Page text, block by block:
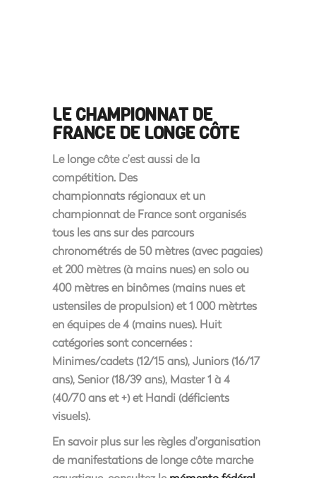
LE CHAMPIONNAT DE
FRANCE DE LONGE CÔTE
Le longe côte c’est aussi de la
compétition. Des
championnats régionaux et un
championnat de France sont organisés
tous les ans sur des parcours
chronométrés de 50 mètres (avec pagaies)
et 200 mètres (à mains nues) en solo ou
400 mètres en binômes (mains nues et
ustensiles de propulsion) et 1 000 mètrtes
en équipes de 4 (mains nues). Huit
catégories sont concernées :
Minimes/cadets (12/15 ans), Juniors (16/17
ans), Senior (18/39 ans), Master 1 à 4
(40/70 ans et +) et Handi (déficients
visuels).
En savoir plus sur les règles d’organisation
de manifestations de longe côte marche